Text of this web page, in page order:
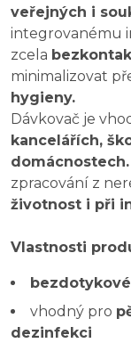
veřejných i
integrovanému
zcela
minimalizovat
hygieny.
Dávkovač je
kancelářích,
domácnostech.
zpracování z
životnost i při
Vlastnosti
vhodný pro
dezinfekci